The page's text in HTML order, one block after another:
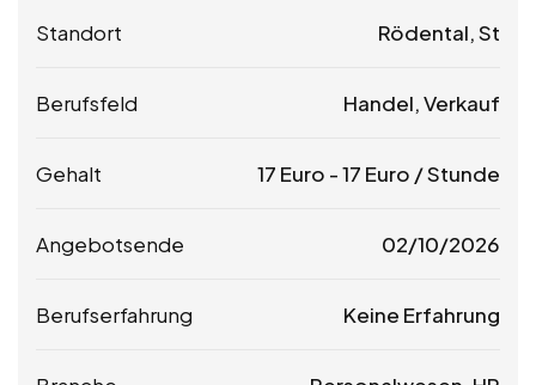
Standort Rödental, St
Berufsfeld Handel, Verkauf
Gehalt 17 Euro -17 Euro / Stunde
Angebotsende 02/10/2026
Berufserfahrung Keine Erfahrung